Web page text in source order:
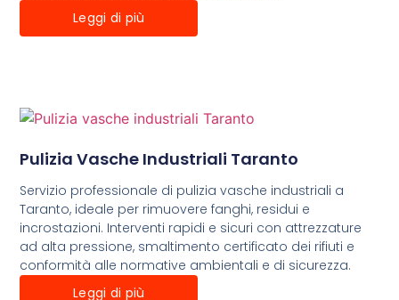
Leggi di più
Pulizia Vasche Industriali Taranto
Servizio professionale di pulizia vasche industriali a
Taranto, ideale per rimuovere fanghi, residui e
incrostazioni. Interventi rapidi e sicuri con attrezzature
ad alta pressione, smaltimento certificato dei rifiuti e
conformità alle normative ambientali e di sicurezza.
Leggi di più